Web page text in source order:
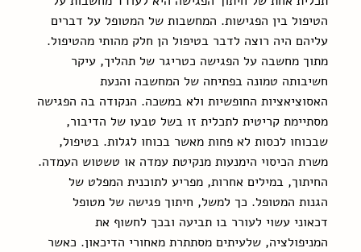
הטיפול בין הפגישות. המחשבות של המטופל על דברים
עליהם היה רוצה לדבר בטיפול הן חלק מהותי מהטיפול.
מתוך מחשבה על הפגישה כטריגר של תהליך, עיקר
חשיבותה טמונה בפתיחה של המחשבה והנעת
האסוציאציות החופשיות ולא במשכה. הנקודה בה הפגישה
מסתיימת קריטית לתכלית זו בשל טבעו של הדיבור,
שבכוחו לכסות לא פחות מאשר בכוחו לגלות. בטיפול,
משרת הכיסוי הימנעות מנקיטת עמדה או טשטוש העמדה.
החיתוך, במילים אחרות, מפריע לתוכנית המפלט של
הגנות המטופל. כך למשל, חיתוך פגישה של מטופל
דכאוני עשוי לעורר בו תביעה ובכך לחשוף את
המניפולציה, שלעיתים מסתתרת מאחורי הדיכאון. כאשר